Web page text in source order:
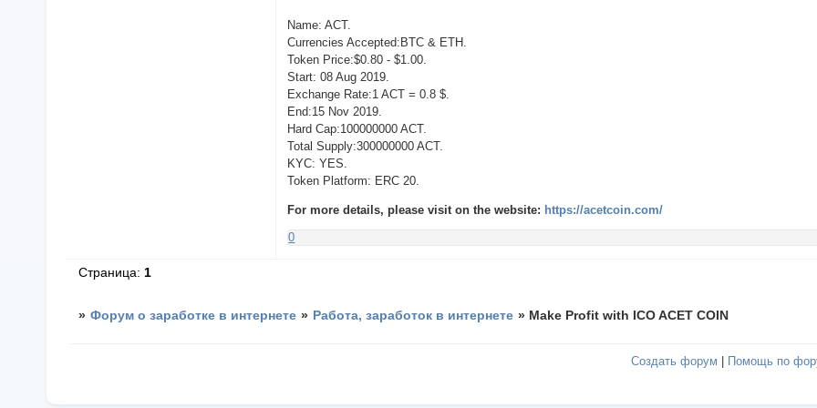
Name: ACT.
Currencies Accepted:BTC & ETH.
Token Price:$0.80 - $1.00.
Start: 08 Aug 2019.
Exchange Rate:1 ACT = 0.8 $.
End:15 Nov 2019.
Hard Cap:100000000 ACT.
Total Supply:300000000 ACT.
KYC: YES.
Token Platform: ERC 20.
For more details, please visit on the website: https://acetcoin.com/
0
Страница: 1
» Форум о заработке в интернете » Работа, заработок в интернете » Make Profit with ICO ACET COIN
Создать форум Помощь по